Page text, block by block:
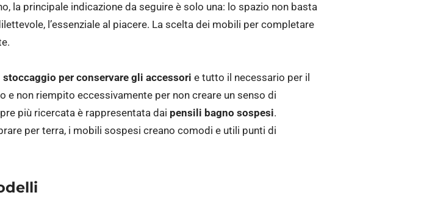
la principale indicazione da seguire è solo una: lo spazio non basta
l’essenziale al piacere. La scelta dei mobili per completare
stoccaggio per conservare gli accessori e tutto il necessario per il
e non riempito eccessivamente per non creare un senso di
più ricercata è rappresentata dai pensili bagno sospesi.
per terra, i mobili sospesi creano comodi e utili punti di